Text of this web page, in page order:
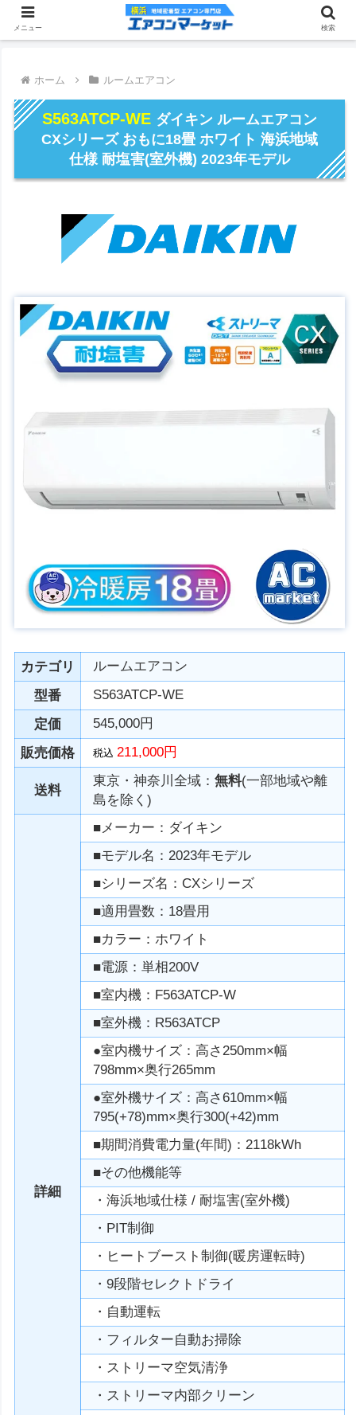
ホーム ルームエアコン
S563ATCP-WE ダイキン ルームエアコン
CXシリーズ おもに18畳 ホワイト 海浜地域
仕様 耐塩害(室外機) 2023年モデル
カテゴリ
ルームエアコン
型番
S563ATCP-WE
定価
545,000円
販売価格
税込211,000円
送料
東京・神奈川全域：無料(一部地域や離
島を除く)
詳細
■メーカー：ダイキン
■モデル名：2023年モデル
■シリーズ名：CXシリーズ
■適用畳数：18畳用
■カラー：ホワイト
■電源：単相200V
■室内機：F563ATCP-W
■室外機：R563ATCP
●室内機サイズ：高さ250mm×幅
798mm×奥行265mm
●室外機サイズ：高さ610mm×幅
795(+78)mm×奥行300(+42)mm
■期間消費電力量(年間)：2118kWh
■その他機能等
・海浜地域仕様 / 耐塩害(室外機)
・PIT制御
・ヒートブースト制御(暖房運転時)
・9段階セレクトドライ
・自動運転
・フィルター自動お掃除
・ストリーマ空気清浄
・ストリーマ内部クリーン
メニュー 検索